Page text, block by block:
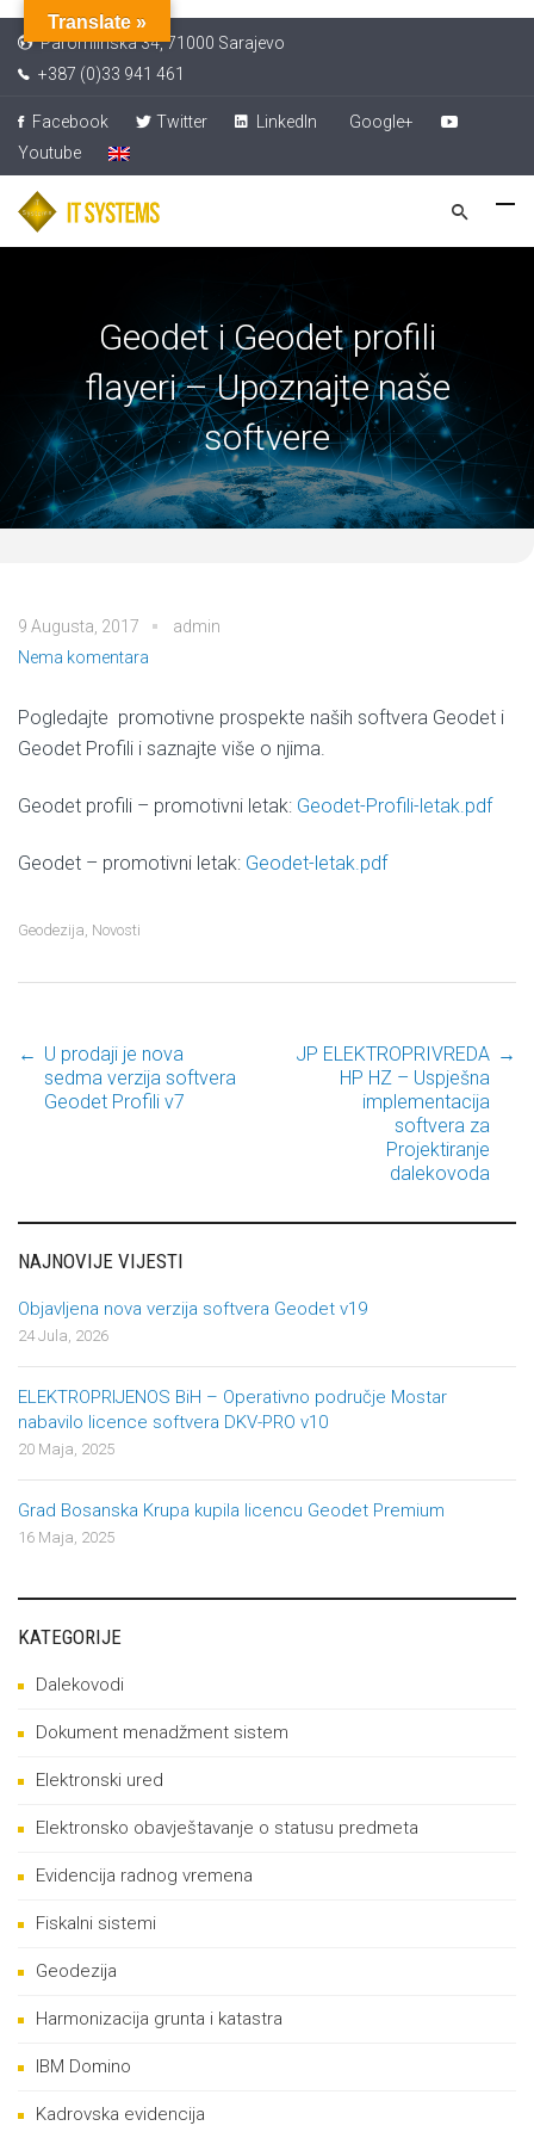
Paromlinska 34, 71000 Sarajevo
+387 (0)33 941 461
Facebook Twitter LinkedIn
Google+
Youtube
Geodet i Geodet profili
flayeri – Upoznajte naše
softvere
9 Augusta, 2017
admin
Nema komentara
Pogledajte promotivne prospekte naših softvera Geodet i
Geodet Profili i saznajte više o njima.
Geodet profili – promotivni letak: Geodet-Profili-letak.pdf
Geodet – promotivni letak: Geodet-letak.pdf
Geodezija, Novosti
Post navigation
← U prodaji je nova
sedma verzija softvera
Geodet Profili v7
JP ELEKTROPRIVREDA
HP HZ – Uspješna
implementacija
softvera za
Projektiranje
dalekovoda
→
NAJNOVIJE VIJESTI
Objavljena nova verzija softvera Geodet v19
24 Jula, 2026
ELEKTROPRIJENOS BiH – Operativno područje Mostar
nabavilo licence softvera DKV-PRO v10
20 Maja, 2025
Grad Bosanska Krupa kupila licencu Geodet Premium
16 Maja, 2025
KATEGORIJE
Dalekovodi
Dokument menadžment sistem
Elektronski ured
Elektronsko obavještavanje o statusu predmeta
Evidencija radnog vremena
Fiskalni sistemi
Geodezija
Harmonizacija grunta i katastra
IBM Domino
Kadrovska evidencija
Translate »